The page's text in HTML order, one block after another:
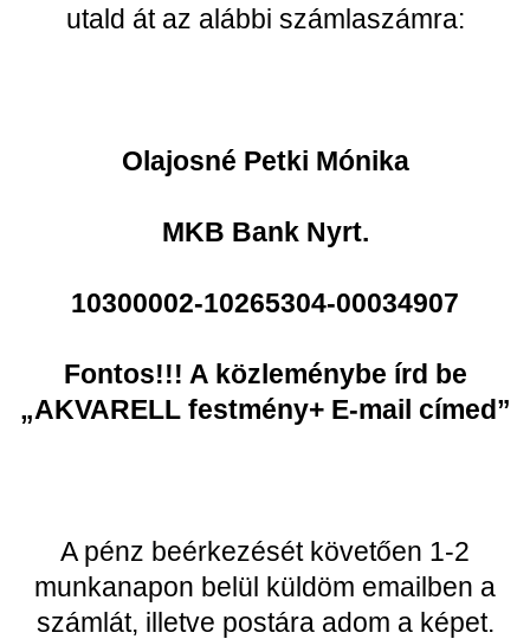
utald át az alábbi számlaszámra:
Olajosné Petki Mónika
MKB Bank Nyrt.
10300002-10265304-00034907
Fontos!!! A közleménybe írd be
„AKVARELL festmény+ E-mail címed”
A pénz beérkezését követően 1-2
munkanapon belül küldöm emailben a
számlát, illetve postára adom a képet.